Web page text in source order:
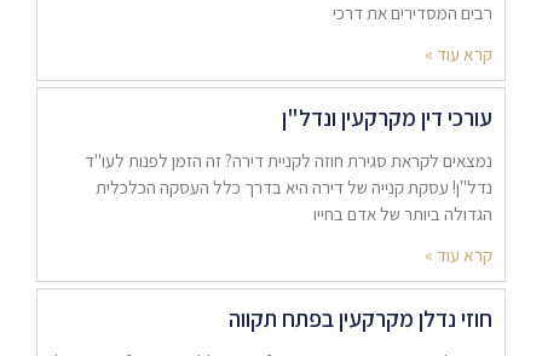
רבים המסדירים את דרכי
קרא עוד »
עורכי דין מקרקעין ונדל"ן
נמצאים לקראת סגירת חוזה לקניית דירה? זה הזמן לפנות לעו"ד
נדל"ן! עסקת קנייה של דירה היא בדרך כלל העסקה הכלכלית
הגדולה ביותר של אדם בחייו
קרא עוד »
חוזי נדלן מקרקעין בפתח תקווה